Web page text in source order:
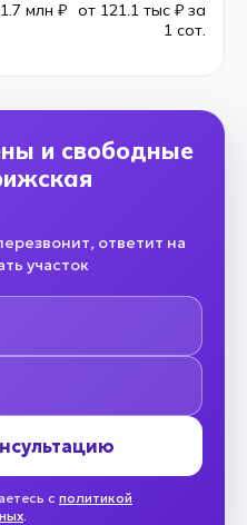
млн ₽ от 121.1 тыс ₽ за
1 сот.
и свободные
ответит на
участок
с политикой
.